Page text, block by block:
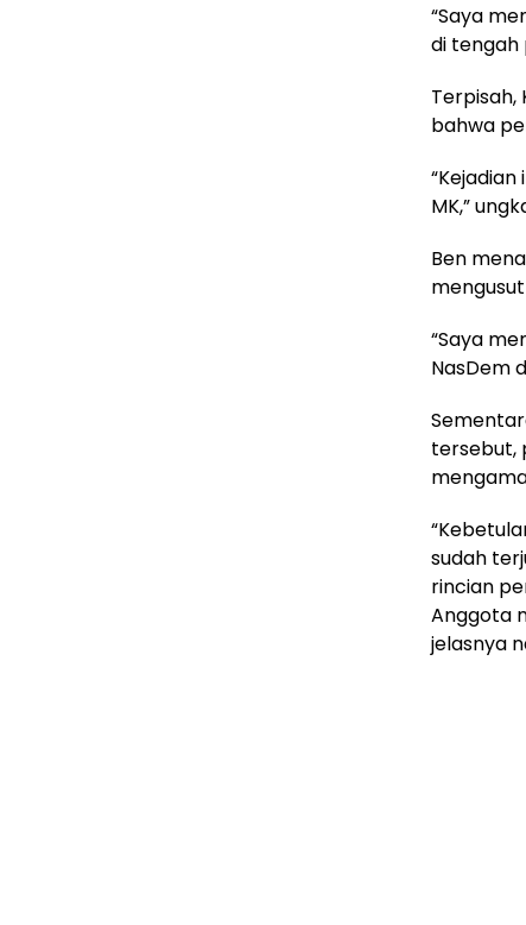
“Saya
di tengah
Terpisah,
bahwa
MK,”
Ben
“Saya
NasDem
tersebut,
sudah
rincian
Anggota
jelasnya